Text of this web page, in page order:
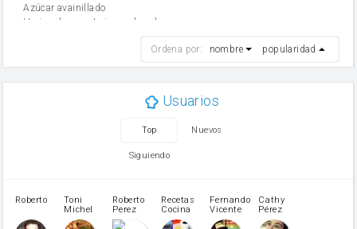
Azúcar avainillado
Harina de reposteria con levadura
mantequilla
Harina para bizcocho
patatas
Ordena por: nombre popularidad
Usuarios
Top Nuevos
Siguiendo
Roberto
Toni
Michel
Caubet
Roberto
Perez
Muñoz
Recetas
Cocina
Fernando
Vicente
Cathy
Pérez